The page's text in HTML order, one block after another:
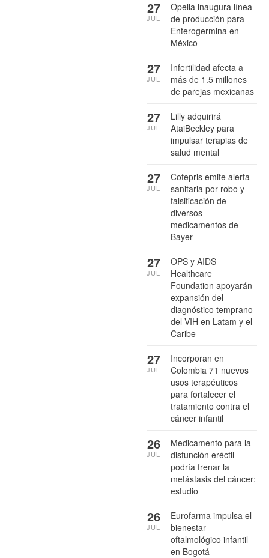
Opella inaugura línea
de producción para
Enterogermina en
México
27
JUL
Infertilidad afecta a
más de 1.5 millones
de parejas mexicanas
27
JUL
Lilly adquirirá
AtaiBeckley para
impulsar terapias de
salud mental
27
JUL
Cofepris emite alerta
sanitaria por robo y
falsificación de
diversos
medicamentos de
Bayer
27
JUL
OPS y AIDS
Healthcare
Foundation apoyarán
expansión del
diagnóstico temprano
del VIH en Latam y el
Caribe
27
JUL
Incorporan en
Colombia 71 nuevos
usos terapéuticos
para fortalecer el
tratamiento contra el
cáncer infantil
27
JUL
Medicamento para la
disfunción eréctil
podría frenar la
metástasis del cáncer:
estudio
26
JUL
Eurofarma impulsa el
bienestar
oftalmológico infantil
en Bogotá
26
JUL